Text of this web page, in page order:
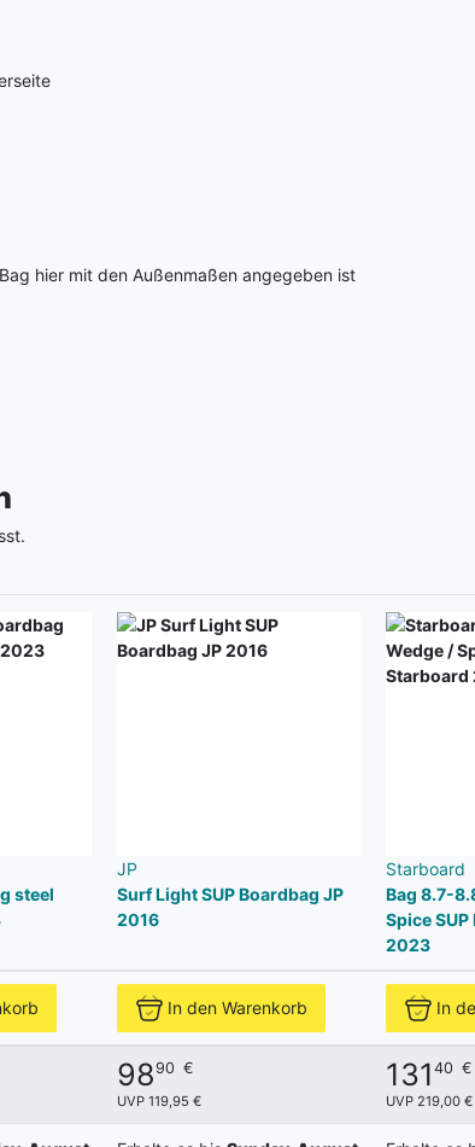
hier mit den Außenmaßen angegeben ist
steel
JP
Surf Light SUP Boardbag JP
2016
Starboard
Bag 8.7-
Spice
2023
In den Warenkorb In
9890 €
UVP 119,95 €
131 40 €
UVP 219,00 €